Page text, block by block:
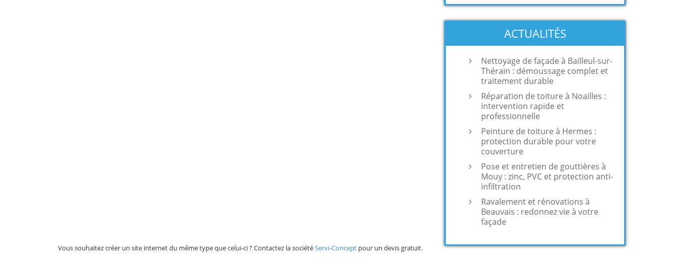
Vous souhaitez créer un site internet du même type que celui-ci ? Contactez la sociétéServi-Concept pour un devis gratuit.
ACTUALITÉS
Nettoyage de façade à Bailleul-sur-
Thérain : démoussage complet et
traitement durable
Réparation de toiture à Noailles :
intervention rapide et
professionnelle
Peinture de toiture à Hermes :
protection durable pour votre
couverture
Pose et entretien de gouttières à
Mouy : zinc, PVC et protection anti-
infiltration
Ravalement et rénovations à
Beauvais : redonnez vie à votre
façade